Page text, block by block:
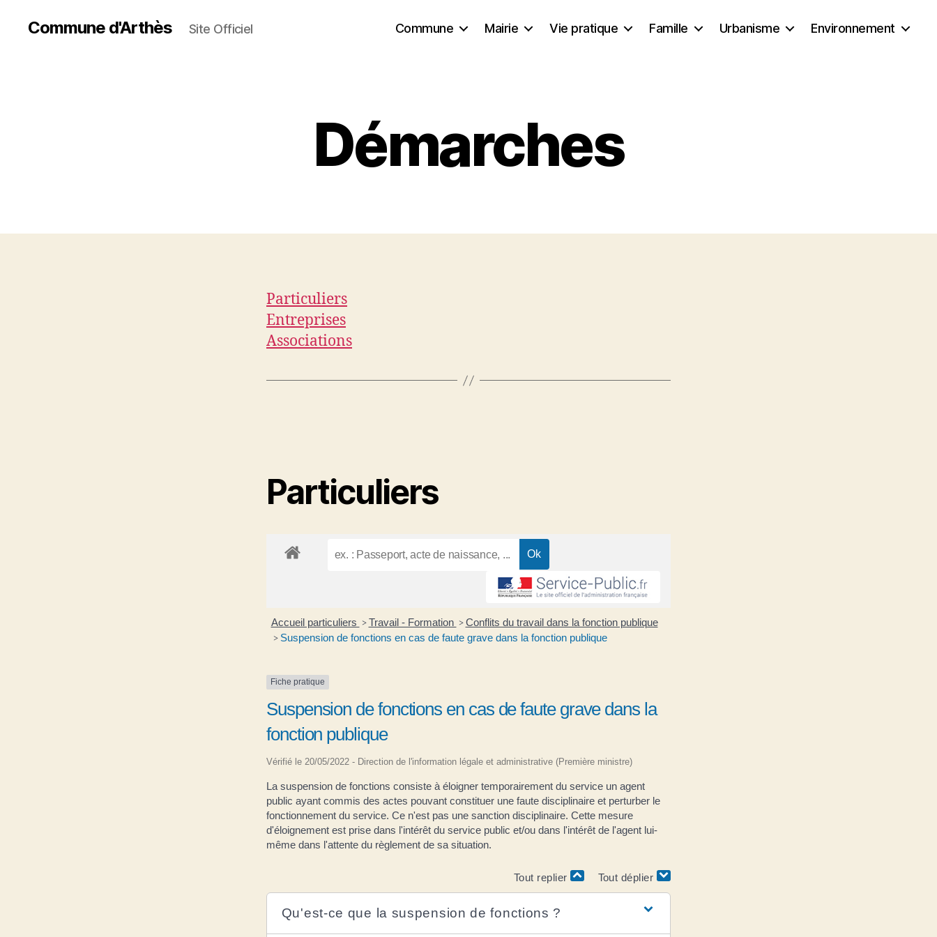
Commune d'Arthès Site Officiel Commune Mairie Vie pratique Famille Urbanisme Environnement
Démarches
Particuliers
Entreprises
Associations
Particuliers
Accueil particuliers > Travail - Formation > Conflits du travail dans la fonction publique
> Suspension de fonctions en cas de faute grave dans la fonction publique
Fiche pratique
Suspension de fonctions en cas de faute grave dans la
fonction publique
Vérifié le 20/05/2022 - Direction de l'information légale et administrative (Première ministre)
La suspension de fonctions consiste à éloigner temporairement du service un agent
public ayant commis des actes pouvant constituer une faute disciplinaire et perturber le
fonctionnement du service. Ce n'est pas une sanction disciplinaire. Cette mesure
d'éloignement est prise dans l'intérêt du service public et/ou dans l'intérêt de l'agent lui-
même dans l'attente du règlement de sa situation.
Tout replier Tout déplier
Qu'est-ce que la suspension de fonctions ?